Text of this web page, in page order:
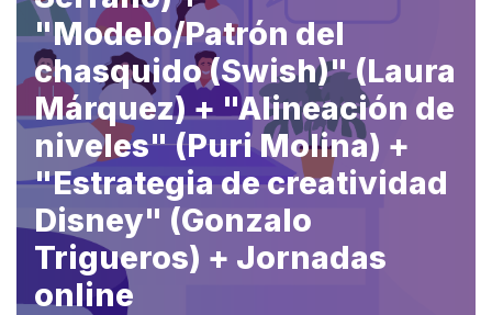
"Modelo/Patrón del
chasquido (Swish)" (Laura
Márquez) + "Alineación de
niveles" (Puri Molina) +
"Estrategia de creatividad
Disney" (Gonzalo
Trigueros) + Jornadas
online